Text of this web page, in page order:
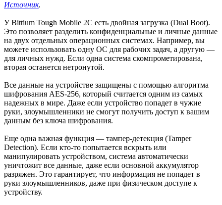
Источник.
У Bittium Tough Mobile 2C есть двойная загрузка (Dual Boot).
Это позволяет разделить конфиденциальные и личные данные
на двух отдельных операционных системах. Например, вы
можете использовать одну ОС для рабочих задач, а другую —
для личных нужд. Если одна система скомпрометирована,
вторая останется нетронутой.
Все данные на устройстве защищены с помощью алгоритма
шифрования AES-256, который считается одним из самых
надежных в мире. Даже если устройство попадет в чужие
руки, злоумышленники не смогут получить доступ к вашим
данным без ключа шифрования.
Еще одна важная функция — тампер-детекция (Tamper
Detection). Если кто-то попытается вскрыть или
манипулировать устройством, система автоматически
уничтожит все данные, даже если основной аккумулятор
разряжен. Это гарантирует, что информация не попадет в
руки злоумышленников, даже при физическом доступе к
устройству.